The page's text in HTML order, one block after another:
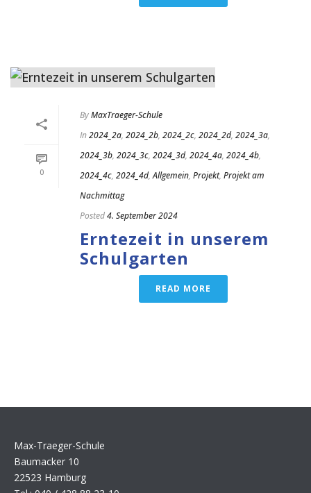
0
ByMaxTraeger-Schule
In2024_2a, 2024_2b, 2024_2c, 2024_2d, 2024_3a,
2024_3b, 2024_3c, 2024_3d, 2024_4a, 2024_4b,
2024_4c, 2024_4d,Allgemein, Projekt, Projekt am
Nachmittag
Posted4. September 2024
Erntezeit in unserem
Schulgarten
READ MORE
Max-Traeger-Schule
Baumacker 10
22523 Hamburg